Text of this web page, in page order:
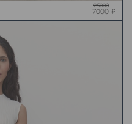
25000
7000 ₽